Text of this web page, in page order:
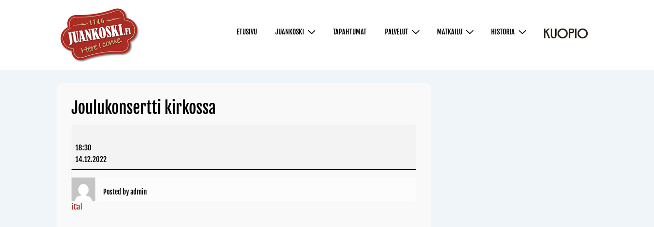
ETUSIVU JUANKOSKI TAPAHTUMAT PALVELUT MATKAILU HISTORIA
Joulukonsertti kirkossa
18:30
14.12.2022
Posted byadmin
iCal